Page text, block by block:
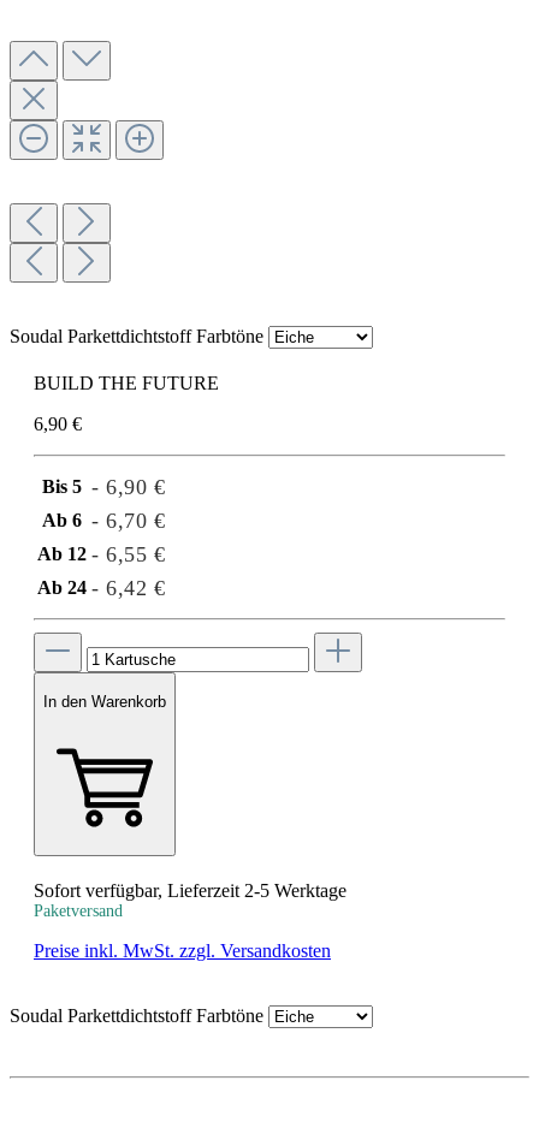
Soudal Parkettdichtstoff Farbtöne
BUILD THE FUTURE
6,90 €
Bis 5 - 6,90 €
Ab 6 - 6,70 €
Ab 12 - 6,55 €
Ab 24 - 6,42 €
In den Warenkorb
Sofort verfügbar, Lieferzeit 2-5 Werktage
Paketversand
Preise inkl. MwSt. zzgl. Versandkosten
Soudal Parkettdichtstoff Farbtöne